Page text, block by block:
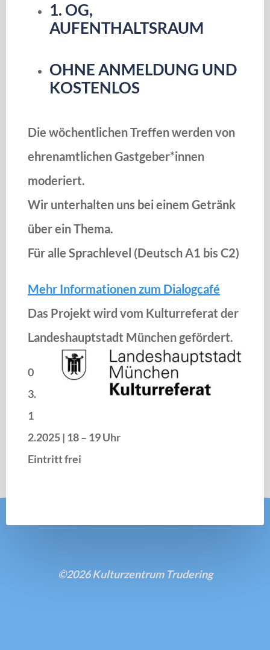
1. OG,
AUFENTHALTSRAUM
OHNE ANMELDUNG UND
KOSTENLOS
Die wöchentlichen Treffen werden von
ehrenamtlichen Gastgeber*innen
moderiert.
Wir unterhalten uns bei einem Getränk
über ein Thema.
Für alle Sprachlevel (Deutsch A1 bis C2)
Mehr Informationen zum Dialogcafé
Das Projekt wird vom Kulturreferat der
Landeshauptstadt München gefördert.
0
3.
1
2.2025| 18 – 19 Uhr
Eintritt frei
©2026 Kulturzentrum Trudering